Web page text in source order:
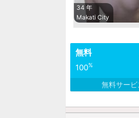
34 年
Makati City
無料
100%
無料サービ